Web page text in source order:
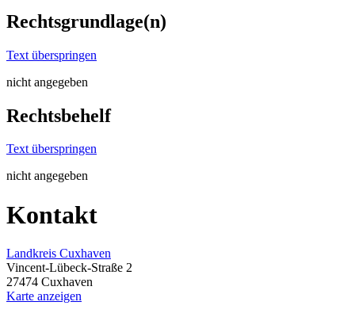
Rechtsgrundlage(n)
Text überspringen
nicht angegeben
Rechtsbehelf
Text überspringen
nicht angegeben
Kontakt
Landkreis Cuxhaven
Vincent-Lübeck-Straße 2
27474 Cuxhaven
Karte anzeigen